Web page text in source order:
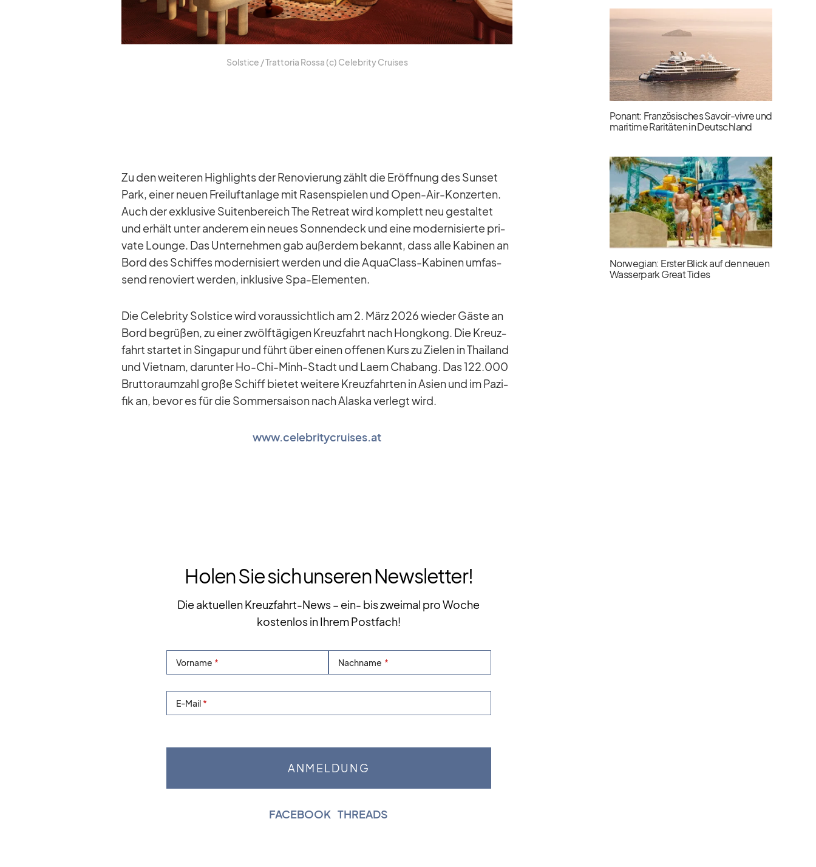
Sol­stice /​ Trat­to­ria Rossa (c) Ce­le­brity Crui­ses
Zu den wei­te­ren High­lights der Re­no­vie­rung zählt die Er­öff­nung des Sun­set
Park, ei­ner neuen Frei­luft­an­lage mit Ra­sen­spie­len und Open-Air-Kon­zer­ten.
Auch der ex­klu­sive Sui­ten­be­reich The Retreat wird kom­plett neu ge­stal­tet
und er­hält un­ter an­de­rem ein neues Son­nen­deck und eine mo­der­ni­sierte pri­
vate Lounge. Das Un­ter­neh­men gab au­ßer­dem be­kannt, dass alle Ka­bi­nen an
Bord des Schif­fes mo­der­ni­siert wer­den und die AquaClass-Ka­bi­nen um­fas­
send re­no­viert wer­den, in­klu­sive Spa-Ele­men­ten.
Die Ce­le­brity Sol­stice wird vor­aus­sicht­lich am 2. März 2026 wie­der Gäste an
Bord be­grü­ßen, zu ei­ner zwölf­tä­gi­gen Kreuz­fahrt nach Hong­kong. Die Kreuz­
fahrt star­tet in Sin­ga­pur und führt über ei­nen of­fe­nen Kurs zu Zie­len in Thai­land
und Viet­nam, dar­un­ter Ho-Chi-Minh-Stadt und Laem Cha­bang. Das 122.000
Brut­to­raum­zahl große Schiff bie­tet wei­tere Kreuz­fahr­ten in Asien und im Pa­zi­
fik an, be­vor es für die Som­mer­sai­son nach Alaska ver­legt wird.
www.celebritycruises.at
Holen Sie sich unseren Newsletter!
Die aktuellen Kreuzfahrt-News – ein- bis zweimal pro Woche
kostenlos in Ihrem Postfach!
Vorname Nachname
E-Mail
FACEBOOK |THREADS
Ponant: Französisches Savoir-vivre und
maritime Raritäten in Deutschland
Norwegian: Erster Blick auf den neuen
Wasserpark Great Tides